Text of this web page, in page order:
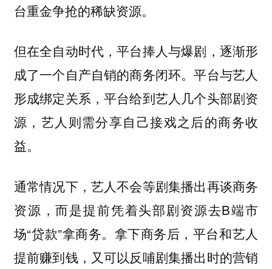
台重金争抢的稀缺资源。
但在全自动时代，平台捧人与爆剧，逐渐形
成了一个自产自销的商务闭环。平台与艺人
形成绑定关系，平台给到艺人几个头部剧资
源，艺人则需分享自己接戏之后的商务收
益。
通常情况下，艺人不会等剧集播出再谈商务
资源，而是提前凭着头部剧资源去B端市
场“贷款”拿商务。拿下商务后，平台和艺人
提前赚到钱，又可以反哺剧集播出时的营销